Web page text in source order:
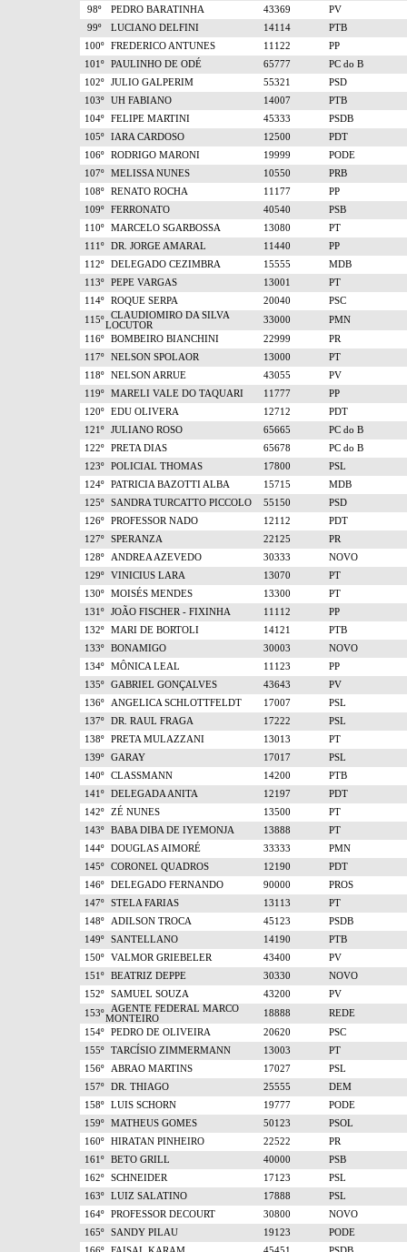
98º PEDRO BARATINHA 43369
PV
99º
LUCIANO DELFINI 14114
PTB
100º
FREDERICO ANTUNES 11122
PP
101º
PAULINHO DE ODÉ 65777
PC do B
102º
JULIO GALPERIM 55321
PSD
103º
UH FABIANO 14007
PTB
104º
FELIPE MARTINI 45333
PSDB
105º
IARA CARDOSO 12500
PDT
106º
RODRIGO MARONI 19999
PODE
107º
MELISSA NUNES 10550
PRB
108º
RENATO ROCHA 11177
PP
109º
FERRONATO 40540
PSB
110º
MARCELO SGARBOSSA 13080
PT
111º
DR. JORGE AMARAL 11440
PP
112º
DELEGADO CEZIMBRA 15555
MDB
113º
PEPE VARGAS 13001
PT
114º
ROQUE SERPA 20040
PSC
115º
CLAUDIOMIRO DA SILVA
LOCUTOR
33000
PMN
116º
BOMBEIRO BIANCHINI 22999
PR
117º
NELSON SPOLAOR 13000
PT
118º
NELSON ARRUE 43055
PV
119º
MARELI VALE DO TAQUARI 11777
PP
120º
EDU OLIVERA 12712
PDT
121º
JULIANO ROSO 65665
PC do B
122º
PRETA DIAS 65678
PC do B
123º
POLICIAL THOMAS 17800
PSL
124º
PATRICIA BAZOTTI ALBA 15715
MDB
125º
SANDRA TURCATTO PICCOLO 55150
PSD
126º
PROFESSOR NADO 12112
PDT
127º
SPERANZA 22125
PR
128º
ANDREA AZEVEDO 30333
NOVO
129º
VINICIUS LARA 13070
PT
130º
MOISÉS MENDES 13300
PT
131º
JOÃO FISCHER - FIXINHA 11112
PP
132º
MARI DE BORTOLI 14121
PTB
133º
BONAMIGO 30003
NOVO
134º
MÔNICA LEAL 11123
PP
135º
GABRIEL GONÇALVES 43643
PV
136º
ANGELICA SCHLOTTFELDT 17007
PSL
137º
DR. RAUL FRAGA 17222
PSL
138º
PRETA MULAZZANI 13013
PT
139º
GARAY 17017
PSL
140º
CLASSMANN 14200
PTB
141º
DELEGADA ANITA 12197
PDT
142º
ZÉ NUNES 13500
PT
143º
BABA DIBA DE IYEMONJA 13888
PT
144º
DOUGLAS AIMORÉ 33333
PMN
145º
CORONEL QUADROS 12190
PDT
146º
DELEGADO FERNANDO 90000
PROS
147º
STELA FARIAS 13113
PT
148º
ADILSON TROCA 45123
PSDB
149º
SANTELLANO 14190
PTB
150º
VALMOR GRIEBELER 43400
PV
151º
BEATRIZ DEPPE 30330
NOVO
152º
SAMUEL SOUZA 43200
PV
153º
AGENTE FEDERAL MARCO
MONTEIRO
18888
REDE
154º
PEDRO DE OLIVEIRA 20620
PSC
155º
TARCÍSIO ZIMMERMANN 13003
PT
156º
ABRAO MARTINS 17027
PSL
157º
DR. THIAGO 25555
DEM
158º
LUIS SCHORN 19777
PODE
159º
MATHEUS GOMES 50123
PSOL
160º
HIRATAN PINHEIRO 22522
PR
161º
BETO GRILL 40000
PSB
162º
SCHNEIDER 17123
PSL
163º
LUIZ SALATINO 17888
PSL
164º
PROFESSOR DECOURT 30800
NOVO
165º
SANDY PILAU 19123
PODE